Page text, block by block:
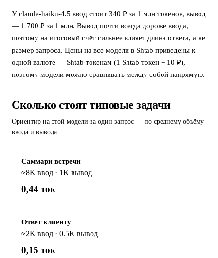
У claude-haiku-4.5 ввод стоит 340 ₽ за 1 млн токенов, вывод
— 1 700 ₽ за 1 млн. Вывод почти всегда дороже ввода,
поэтому на итоговый счёт сильнее влияет длина ответа, а не
размер запроса. Цены на все модели в Shtab приведены к
одной валюте — Shtab токенам (1 Shtab токен = 10 ₽),
поэтому модели можно сравнивать между собой напрямую.
Сколько стоят типовые задачи
Ориентир на этой модели за один запрос — по среднему объёму
ввода и вывода.
Саммари встречи
≈8K ввод · 1K вывод
0,44 ток
Ответ клиенту
≈2K ввод · 0.5K вывод
0,15 ток